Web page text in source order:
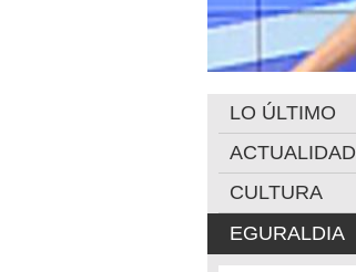
LO ÚLTIMO
ACTUALIDAD
CULTURA
EGURALDIA